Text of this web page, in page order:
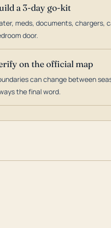
a 3-day go-kit
meds, documents, chargers,
door.
on the official map
can change between
the final word.